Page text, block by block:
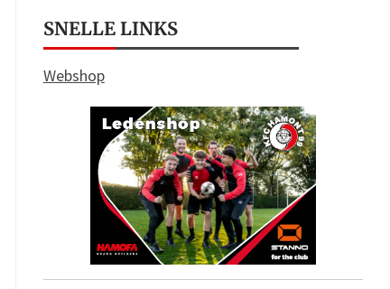
SNELLE LINKS
Webshop